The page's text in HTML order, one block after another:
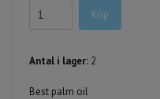
Köp
Antal i lager: 2
Best palm oil